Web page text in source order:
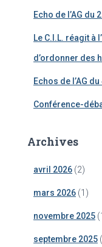
Echo de l’AG du
Le C.I.L. réagit à
d’ordonner des
Echos de l’AG
Conférence-
Archives
avril 2026 (2)
mars 2026 (1)
novembre 2025
septembre 2025